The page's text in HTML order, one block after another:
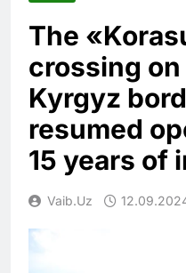
The
crossing
Kyrgyz
resumed
15 years of
Vaib.uz